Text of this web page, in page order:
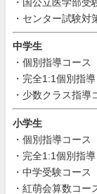
・センター試験対
中学生
・個別指導コース
・完全1:1個別指
・少数クラス指導
小学生
・個別指導コース
・完全1:1個別指
・中学受験コース
・紅萌会算数コー